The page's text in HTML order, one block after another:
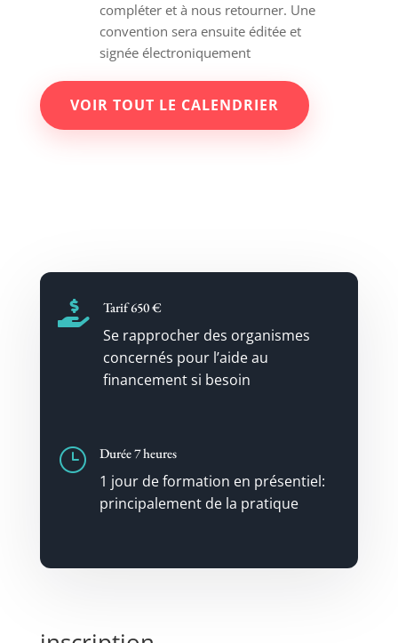
compléter et à nous retourner. Une
convention sera ensuite éditée et
signée électroniquement
VOIR TOUT LE CALENDRIER
 Tarif 650 €
Se rapprocher des organismes
concernés pour l’aide au
financement si besoin
} Durée 7 heures
1 jour de formation en présentiel:
principalement de la pratique